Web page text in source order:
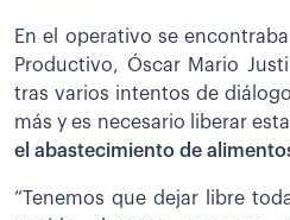
En el operativo se
Productivo, Óscar Mario
tras varios intentos de
más y es necesario liberar esta
el abastecimiento de
“Tenemos que dejar libre